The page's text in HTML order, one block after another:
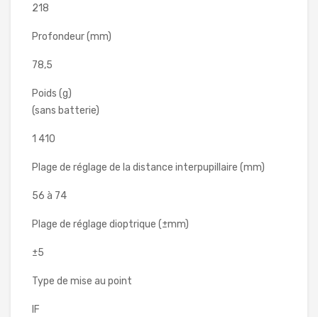
218
Profondeur (mm)
78,5
Poids (g)
(sans batterie)
1 410
Plage de réglage de la distance interpupillaire (mm)
56 à 74
Plage de réglage dioptrique (±mm)
±5
Type de mise au point
IF